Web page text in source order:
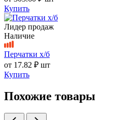
Купить
Лидер продаж
Наличие
Перчатки х/б
от 17.82 ₽ шт
Купить
Похожие товары